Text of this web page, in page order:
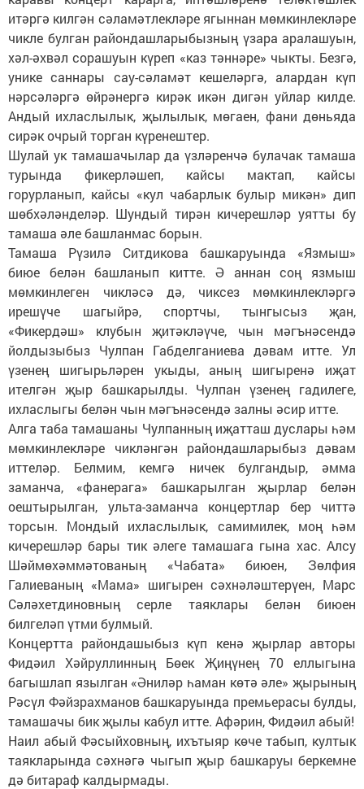
итәргә килгән сәламәтлекләре ягыннан мөмкинлекләре
чикле булган райондашларыбызның үзара аралашуын,
хәл-әхвәл сорашуын күреп «каз тәннәре» чыкты. Безгә,
унике саннары сау-сәламәт кешеләргә, алардан күп
нәрсәләргә өйрәнергә кирәк икән дигән уйлар килде.
Андый ихласлылык, җылылык, мөгаен, фани дөньяда
сирәк очрый торган күренештер.
Шулай ук тамашачылар да үзләренчә булачак тамаша
турында фикерләшеп, кайсы мактап, кайсы
горурланып, кайсы «кул чабарлык булыр микән» дип
шөбхәләнделәр. Шундый тирән кичерешләр уятты бу
тамаша әле башланмас борын.
Тамаша Рүзилә Ситдикова башкаруында «Язмыш»
биюе белән башланып китте. Ә аннан соң язмыш
мөмкинлеген чикләсә дә, чиксез мөмкинлекләргә
ирешүче шагыйрә, спортчы, тынгысыз җан,
«Фикердәш» клубын җитәкләүче, чын мәгънәсендә
йолдызыбыз Чулпан Габделганиева дәвам итте. Ул
үзенең шигырьләрен укыды, аның шигыренә иҗат
ителгән җыр башкарылды. Чулпан үзенең гадилеге,
ихласлыгы белән чын мәгънәсендә залны әсир итте.
Алга таба тамашаны Чулпанның иҗатташ дуслары һәм
мөмкинлекләре чикләнгән райондашларыбыз дәвам
иттеләр. Белмим, кемгә ничек булгандыр, әмма
заманча, «фанерага» башкарылган җырлар белән
оештырылган, ульта-заманча концертлар бер читтә
торсын. Мондый ихласлылык, самимилек, моң һәм
кичерешләр бары тик әлеге тамашага гына хас. Алсу
Шәймөхәммәтованың «Чабата» биюен, Зөлфия
Галиеваның «Мама» шигырен сәхнәләштерүен, Марс
Сәләхетдиновның серле таяклары белән биюен
билгеләп үтми булмый.
Концертта райондашыбыз күп кенә җырлар авторы
Фидәил Хәйруллинның Бөек Җиңүнең 70 еллыгына
багышлап язылган «Әниләр һаман көтә әле» җырының
Рәсүл Фәйзрахманов башкаруында премьерасы булды,
тамашачы бик җылы кабул итте. Афәрин, Фидәил абый!
Наил абый Фәсыйховның, ихътыяр көче табып, култык
таякларында сәхнәгә чыгып җыр башкаруы беркемне
дә битараф калдырмады.